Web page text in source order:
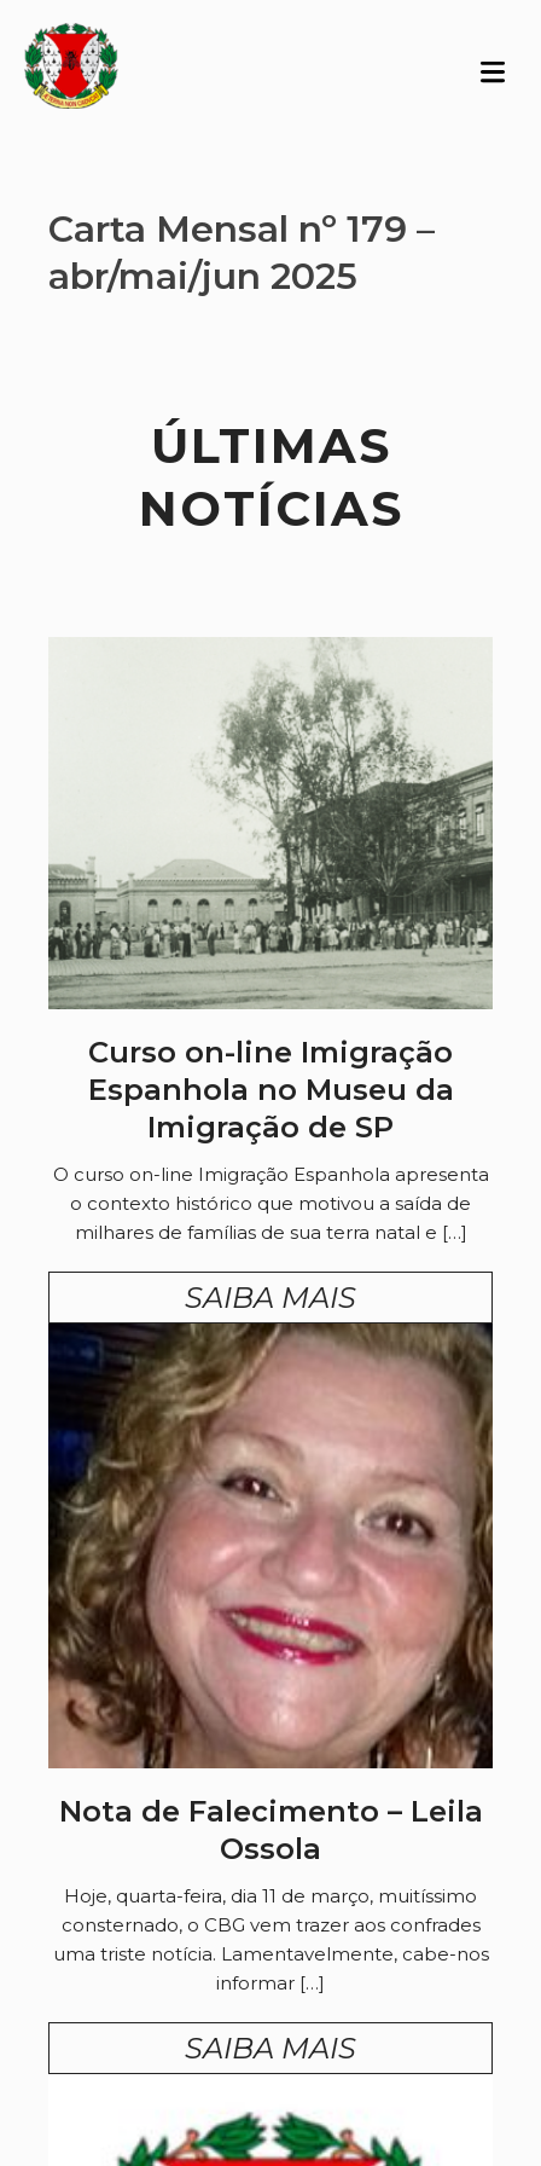
Carta Mensal nº 179 –
abr/mai/jun 2025
ÚLTIMAS
NOTÍCIAS
Curso on-line Imigração
Espanhola no Museu da
Imigração de SP
O curso on-line Imigração Espanhola apresenta
o contexto histórico que motivou a saída de
milhares de famílias de sua terra natal e […]
SAIBA MAIS
Nota de Falecimento – Leila
Ossola
Hoje, quarta-feira, dia 11 de março, muitíssimo
consternado, o CBG vem trazer aos confrades
uma triste notícia. Lamentavelmente, cabe-nos
informar […]
SAIBA MAIS